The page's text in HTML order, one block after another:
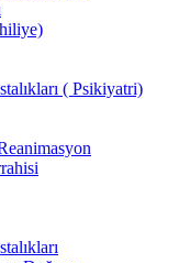
( Psikiyatri)